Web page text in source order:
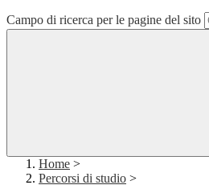
Campo di ricerca per le pagine del sito
Home >
Percorsi di studio >